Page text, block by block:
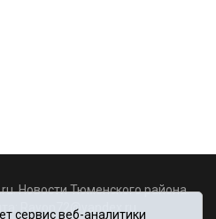
Новости Тюменского района.
Rayon72@yandex.ru
сервис веб-аналитики